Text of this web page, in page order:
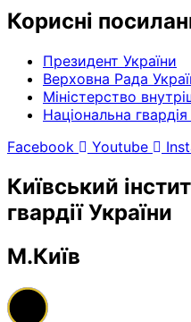
Корисні
Президент України
Верховна Рада
Міністерство
Національна гвардія
Facebook
Youtube
Київський
гвардії України
М.Київ